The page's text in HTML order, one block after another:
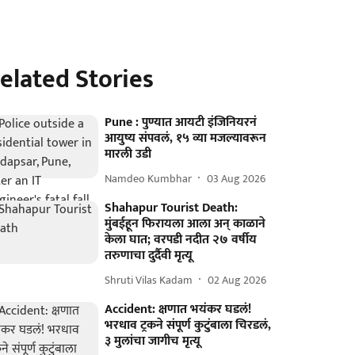
Stories
Pune : पुण्यात आयटी इंजिनियरनं
आयुष्य संपवलं, १५ व्या मजल्यावरून
मारली उडी
Namdeo Kumbhar 03 Aug 2026
Shahapur Tourist Death:
मुंबईहून फिरायला आला अन् काळाने
केला घात; वरपडी नदीत २७ वर्षीय
तरुणाचा दुर्दैवी मृत्यू
Shruti Vilas Kadam 02 Aug 2026
Accident: क्षणात भयंकर घडलं!
भरधाव ट्रकने संपूर्ण कुटुंबाला चिरडलं,
३ मुलांचा जागीच मृत्यू